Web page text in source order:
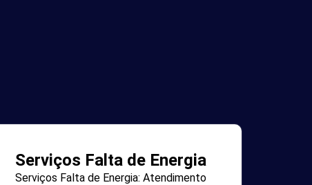
Serviços Falta de Energia
Serviços Falta de Energia: Atendimento